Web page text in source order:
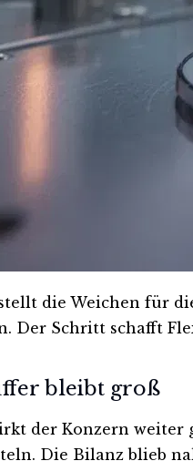
die Weichen für
Der Schritt schafft
bleibt groß
der Konzern weiter
Die Bilanz blieb